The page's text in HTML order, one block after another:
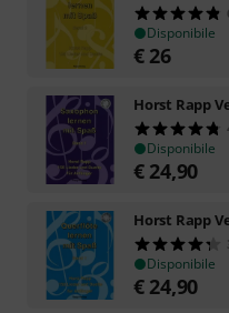
Disponibile
€ 26
Horst Rapp
Disponibile
€ 24,90
Horst Rapp
Disponibile
€ 24,90